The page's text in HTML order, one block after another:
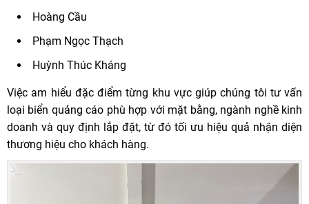
Hoàng Cầu
Phạm Ngọc Thạch
Huỳnh Thúc Kháng
Việc am hiểu đặc điểm từng khu vực giúp chúng tôi tư vấn
loại biển quảng cáo phù hợp với mặt bằng, ngành nghề kinh
doanh và quy định lắp đặt, từ đó tối ưu hiệu quả nhận diện
thương hiệu cho khách hàng.